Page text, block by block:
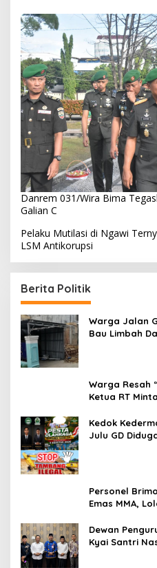
Danrem 031/Wira Bima
Galian C
Pelaku Mutilasi di Ngawi
LSM Antikorupsi
Berita Politik
Warga Jalan
Bau Limbah
Warga Resah
Ketua RT
Jalan Tanjung
Kedok
Julu GD
Personel
Emas MMA,
Dewan
Kyai Santri